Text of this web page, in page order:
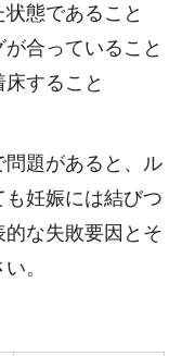
態であること
合っていること
すること
問題があると、ル
も妊娠には結びつ
な失敗要因とそ
。